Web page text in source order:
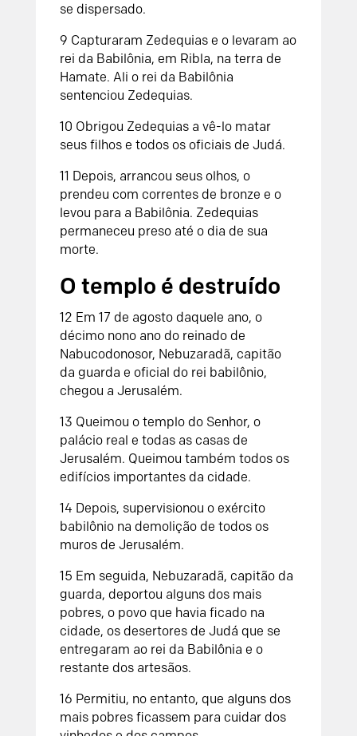
se dispersado.
9 Capturaram Zedequias e o levaram ao
rei da Babilônia, em Ribla, na terra de
Hamate. Ali o rei da Babilônia
sentenciou Zedequias.
10 Obrigou Zedequias a vê-lo matar
seus filhos e todos os oficiais de Judá.
11 Depois, arrancou seus olhos, o
prendeu com correntes de bronze e o
levou para a Babilônia. Zedequias
permaneceu preso até o dia de sua
morte.
O templo é destruído
12 Em 17 de agosto daquele ano, o
décimo nono ano do reinado de
Nabucodonosor, Nebuzaradã, capitão
da guarda e oficial do rei babilônio,
chegou a Jerusalém.
13 Queimou o templo do Senhor, o
palácio real e todas as casas de
Jerusalém. Queimou também todos os
edifícios importantes da cidade.
14 Depois, supervisionou o exército
babilônio na demolição de todos os
muros de Jerusalém.
15 Em seguida, Nebuzaradã, capitão da
guarda, deportou alguns dos mais
pobres, o povo que havia ficado na
cidade, os desertores de Judá que se
entregaram ao rei da Babilônia e o
restante dos artesãos.
16 Permitiu, no entanto, que alguns dos
mais pobres ficassem para cuidar dos